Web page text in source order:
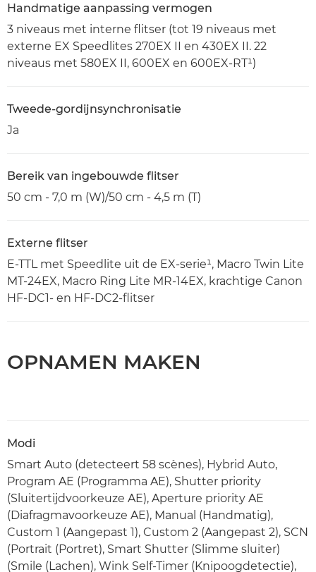
Handmatige aanpassing vermogen
3 niveaus met interne flitser (tot 19 niveaus met
externe EX Speedlites 270EX II en 430EX II. 22
niveaus met 580EX II, 600EX en 600EX-RT¹)
Tweede-gordijnsynchronisatie
Ja
Bereik van ingebouwde flitser
50 cm - 7,0 m (W)/50 cm - 4,5 m (T)
Externe flitser
E-TTL met Speedlite uit de EX-serie¹, Macro Twin Lite
MT-24EX, Macro Ring Lite MR-14EX, krachtige Canon
HF-DC1- en HF-DC2-flitser
OPNAMEN MAKEN
Modi
Smart Auto (detecteert 58 scènes), Hybrid Auto,
Program AE (Programma AE), Shutter priority
(Sluitertijdvoorkeuze AE), Aperture priority AE
(Diafragmavoorkeuze AE), Manual (Handmatig),
Custom 1 (Aangepast 1), Custom 2 (Aangepast 2), SCN
(Portrait (Portret), Smart Shutter (Slimme sluiter)
(Smile (Lachen), Wink Self-Timer (Knipoogdetectie),